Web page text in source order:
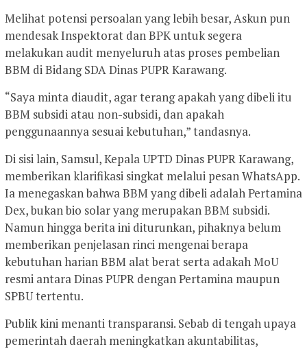
Melihat potensi persoalan yang lebih besar, Askun pun
mendesak Inspektorat dan BPK untuk segera
melakukan audit menyeluruh atas proses pembelian
BBM di Bidang SDA Dinas PUPR Karawang.
“Saya minta diaudit, agar terang apakah yang dibeli itu
BBM subsidi atau non-subsidi, dan apakah
penggunaannya sesuai kebutuhan,” tandasnya.
Di sisi lain, Samsul, Kepala UPTD Dinas PUPR Karawang,
memberikan klarifikasi singkat melalui pesan WhatsApp.
Ia menegaskan bahwa BBM yang dibeli adalah Pertamina
Dex, bukan bio solar yang merupakan BBM subsidi.
Namun hingga berita ini diturunkan, pihaknya belum
memberikan penjelasan rinci mengenai berapa
kebutuhan harian BBM alat berat serta adakah MoU
resmi antara Dinas PUPR dengan Pertamina maupun
SPBU tertentu.
Publik kini menanti transparansi. Sebab di tengah upaya
pemerintah daerah meningkatkan akuntabilitas,